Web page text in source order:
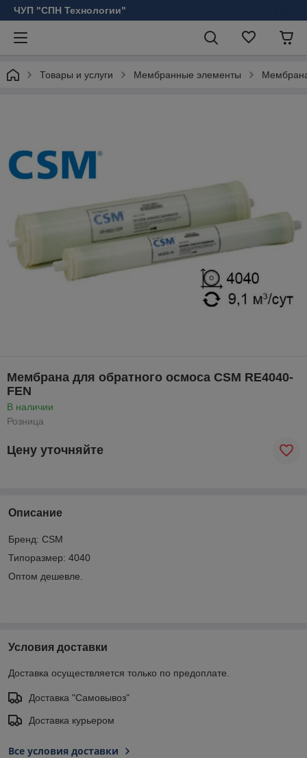
ЧУП "СПН Технологии"
Товары и услуги Мембранные элементы
Мембрана для обратного осмоса CSM RE4040-
FEN
В наличии
Розница
Цену уточняйте
Описание
Бренд: CSM
Типоразмер: 4040
Оптом дешевле.
Условия доставки
Доставка осуществляется только по предоплате.
Доставка "Самовывоз"
Доставка курьером
Все условия доставки